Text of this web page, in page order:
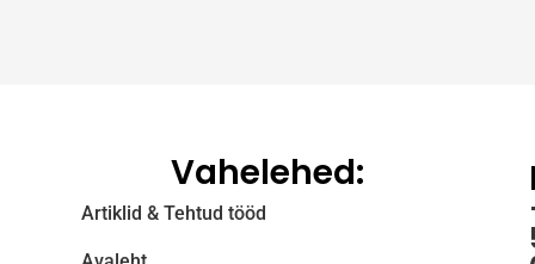
Vahelehed:
Artiklid & Tehtud tööd